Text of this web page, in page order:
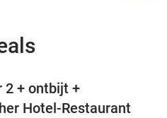
2 + ontbijt +
Hotel-Restaurant